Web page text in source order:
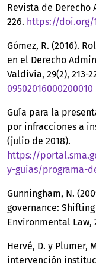
Revista de Derecho
226. https://doi.org/
Gómez, R. (2016).
en el Derecho
Valdivia, 29(2), 213-
09502016000200010
Guía para la
por infracciones a
(julio de 2018).
https://
y-guias/programa-
Gunningham, N.
governance:
Environmental Law,
Hervé, D. y Plumer,
intervención